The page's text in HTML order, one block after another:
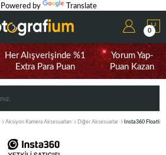
Powered by Translate
0
Her Alışverişinde %1
Extra Para Puan
Yorum Yap-
Puan Kazan
Aksiyon Kamera Aksesuarları Diğer Aksesuarlar Insta360